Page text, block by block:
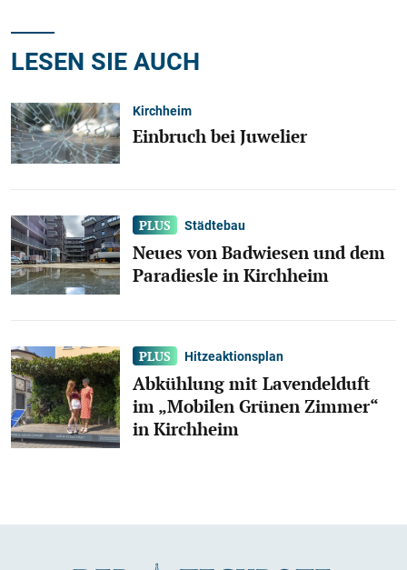
LESEN SIE AUCH
Kirchheim
Einbruch bei Juwelier
Städtebau
Neues von Badwiesen und dem
Paradiesle in Kirchheim
Hitzeaktionsplan
Abkühlung mit Lavendelduft
im „Mobilen Grünen Zimmer“
in Kirchheim